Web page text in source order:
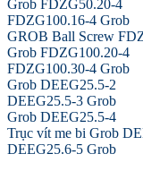
Grob FDZG50.20-4
FDZG100.16-4 Grob
GROB Ball Screw
Grob FDZG100.20-4
FDZG100.30-4 Grob
Grob DEEG25.5-2
DEEG25.5-3 Grob
Grob DEEG25.5-4
Trục vít me bi Grob
DEEG25.6-5 Grob